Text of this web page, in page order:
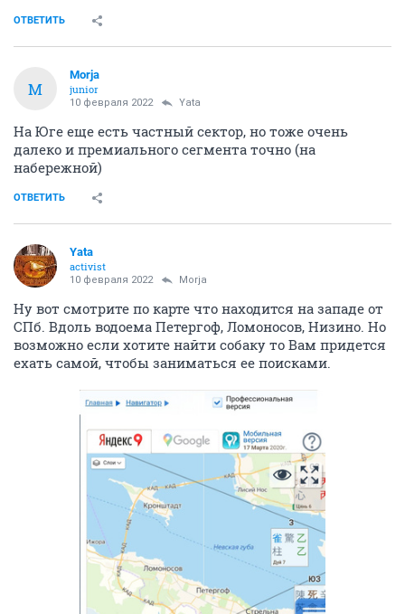
ОТВЕТИТЬ
M
Morja
junior
10 февраля 2022 Yata
На Юге еще есть частный сектор, но тоже очень
далеко и премиального сегмента точно (на
набережной)
ОТВЕТИТЬ
Yata
activist
10 февраля 2022 Morja
Ну вот смотрите по карте что находится на западе от
СПб. Вдоль водоема Петергоф, Ломоносов, Низино. Но
возможно если хотите найти собаку то Вам придется
ехать самой, чтобы заниматься ее поисками.